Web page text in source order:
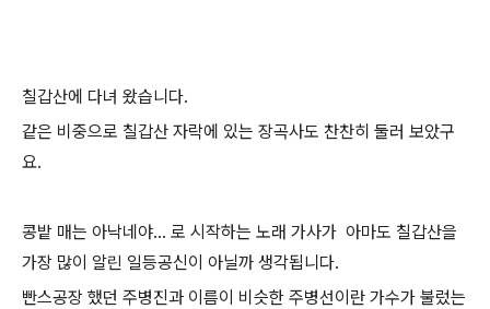
칠갑산에 다녀 왔습니다.
같은 비중으로 칠갑산 자락에 있는 장곡사도 찬찬히 둘러 보았구
요.
콩밭 매는 아낙네야... 로 시작하는 노래 가사가 아마도 칠갑산을
가장 많이 알린 일등공신이 아닐까 생각됩니다.
빤스공장 했던 주병진과 이름이 비슷한 주병선이란 가수가 불렀는